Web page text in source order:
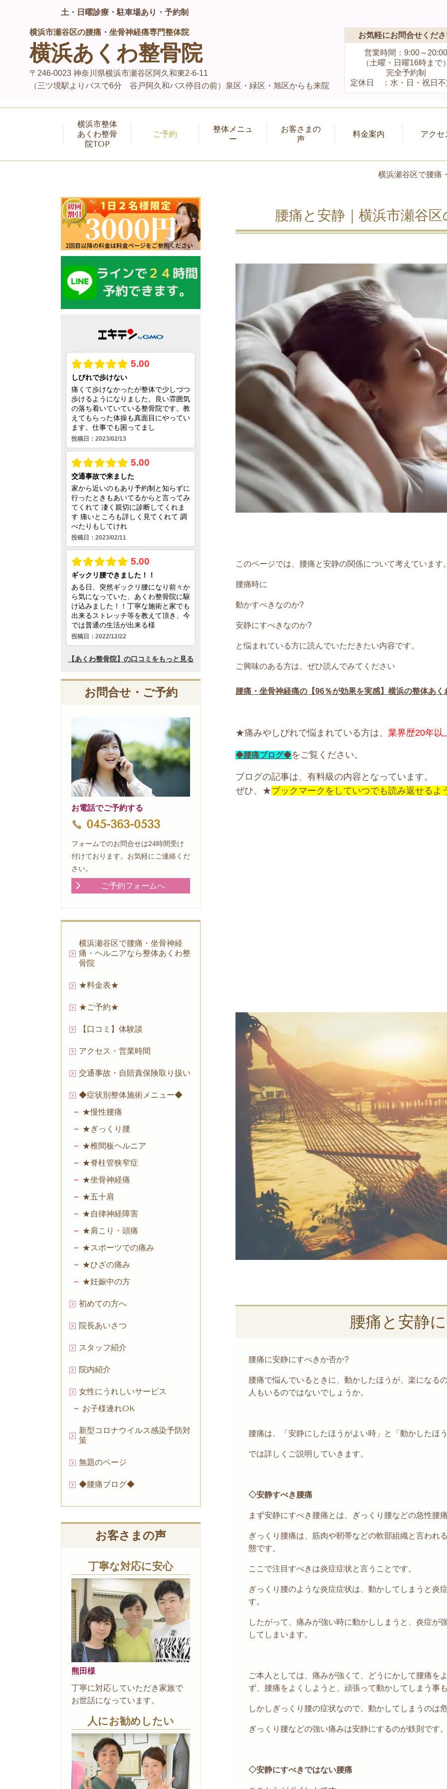
土・日曜診療・駐車場あり・予約制
横浜市瀬谷区の腰痛・坐骨神経痛専門整体院
横浜あくわ整骨院
〒246-0023 神奈川県横浜市瀬谷区阿久和東2-6-11
（三ツ境駅よりバスで6分 谷戸阿久和バス停目の前）泉区・緑区・旭区からも来院
お気軽にお問合せくだ
営業時間：9:00～20:00
（土曜・日曜16時まで
完全予約制
定休日 ：水・日・祝日不
横浜市整体
あくわ整骨
院TOP
ご予約
整体メニュ
ー
お客さまの
声
料金案内 アクセ
横浜瀬谷区で腰痛
腰痛と安静｜横浜市瀬谷
このページでは、腰痛と安静の関係について考えています
腰痛時に
動かすべきなのか?
安静にすべきなのか?
と悩まれている方に読んでいただきたい内容です。
ご興味のある方は、ぜひ読んでみてください
腰痛・坐骨神経痛の【96％が効果を実感】横浜の整体あく
★痛みやしびれで悩まれている方は、 業界歴20年以
◆腰痛ブログ◆をご覧ください。
ブログの記事は、有料級の内容となっています。
ぜひ、★ブックマークをしていつでも読み返せるよ
腰痛と安静
腰痛に安静にすべきか否か?
腰痛で悩んでいるときに、動かしたほうが、楽になる
人もいるのではないでしょうか。
腰痛は、「安静にしたほうがよい時」と「動かしたほ
では詳しくご説明していきます。
◇安静すべき腰痛
まず安静にすべき腰痛とは、ぎっくり腰などの急性腰
ぎっくり腰痛は、筋肉や靭帯などの軟部組織と言われ
態です。
ここで注目すべきは炎症症状と言うことです。
ぎっくり腰のような炎症症状は、動かしてしまうと炎
す。
したがって、痛みが強い時に動かししまうと、炎症が
してしまいます。
ご本人としては、痛みが強くて、どうにかして腰痛を
ず、腰痛をよくしようと、頑張って動かしてしまう事
しかしぎっくり腰の症状なので、動かしてしまうのは
ぎっくり腰などの強い痛みは安静にするのが鉄則です
◇安静にすべきではない腰痛
お問合せ・ご予約
お電話でご予約する
045-363-0533
フォームでのお問合せは24時間受け
付けております。お気軽にご連絡くだ
さい。
ご予約フォームへ
横浜瀬谷区で腰痛・坐骨神経
痛・ヘルニアなら整体あくわ整
骨院
★料金表★
★ご予約★
【口コミ】体験談
アクセス・営業時間
交通事故・自賠責保険取り扱い
◆症状別整体施術メニュー◆
★慢性腰痛
★ぎっくり腰
★椎間板ヘルニア
★脊柱管狭窄症
★坐骨神経痛
★五十肩
★自律神経障害
★肩こり・頭痛
★スポーツでの痛み
★ひざの痛み
★妊娠中の方
初めての方へ
院長あいさつ
スタッフ紹介
院内紹介
女性にうれしいサービス
お子様連れOK
新型コロナウイルス感染予防対
策
無題のページ
◆腰痛ブログ◆
お客さまの声
丁寧な対応に安心
熊田様
丁寧に対応していただき家族で
お世話になっています。
人にお勧めしたい